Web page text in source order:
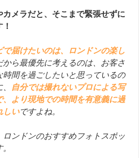
ラだと、そこまで緊張せずに
で届けたいのは、ロンドンの楽し
ら最優先に考えるのは、お客さ
時間を過ごしたいと思っているの
自分では撮れないプロによる写
より現地での時間を有意義に過
しいですよね。
ンドンのおすすめフォトスポッ